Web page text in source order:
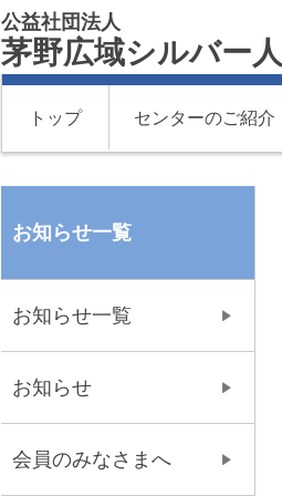
公益社団法人
茅野広域シルバー
トップ センターのご紹介
お知らせ一覧
お知らせ一覧
お知らせ
会員のみなさまへ